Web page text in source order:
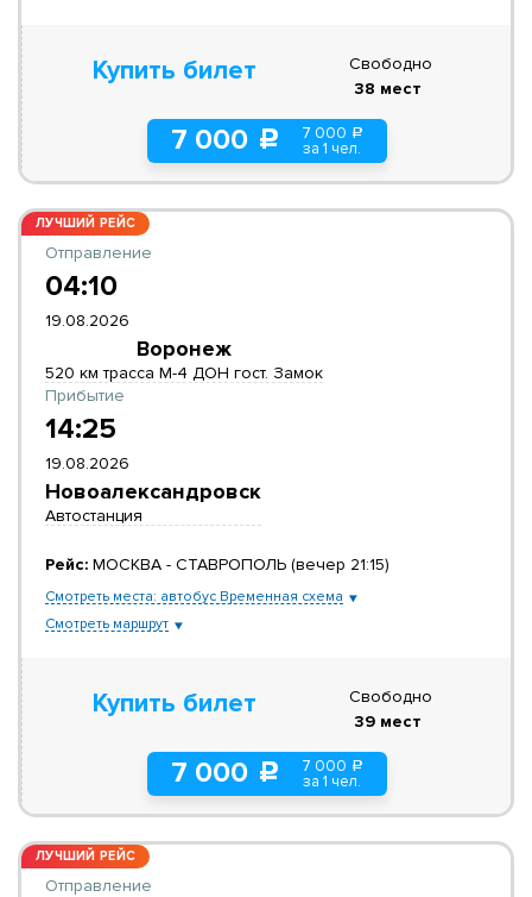
Купить билет
7 000 c 7 000 a
за 1 чел.
Свободно
38 мест
ЛУЧШИЙ РЕЙС
Отправление
04:10
19.08.2026
Воронеж
520 км трасса М-4 ДОН гост. Замок
Прибытие
14:25
19.08.2026
Новоалександровск
Автостанция
Рейс: МОСКВА - СТАВРОПОЛЬ (вечер 21:15)
Смотреть места: автобус Временная схема
Смотреть маршрут
Купить билет
7 000 c 7 000 a
за 1 чел.
Свободно
39 мест
ЛУЧШИЙ РЕЙС
Отправление